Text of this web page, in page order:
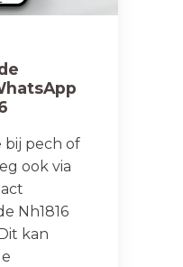
bij pech of
ook via
Nh1816
kan